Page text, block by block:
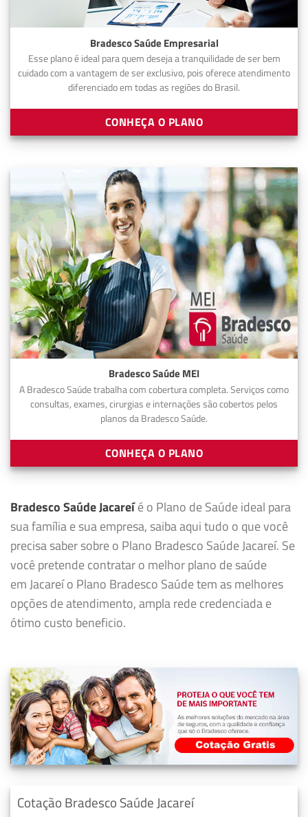
Bradesco Saúde Empresarial
Esse plano é ideal para quem deseja a tranquilidade de ser bem
cuidado com a vantagem de ser exclusivo, pois oferece atendimento
diferenciado em todas as regiões do Brasil.
CONHEÇA O PLANO
Bradesco Saúde MEI
A Bradesco Saúde trabalha com cobertura completa. Serviços como
consultas, exames, cirurgias e internações são cobertos pelos
planos da Bradesco Saúde.
CONHEÇA O PLANO
Bradesco Saúde Jacareíé o Plano de Saúde ideal para
sua família e sua empresa, saiba aqui tudo o que você
precisa saber sobre o Plano Bradesco Saúde Jacareí. Se
você pretende contratar o melhor plano de saúde
em Jacareí o Plano Bradesco Saúde tem as melhores
opções de atendimento, ampla rede credenciada e
ótimo custo beneficio.
Cotação Bradesco Saúde Jacareí